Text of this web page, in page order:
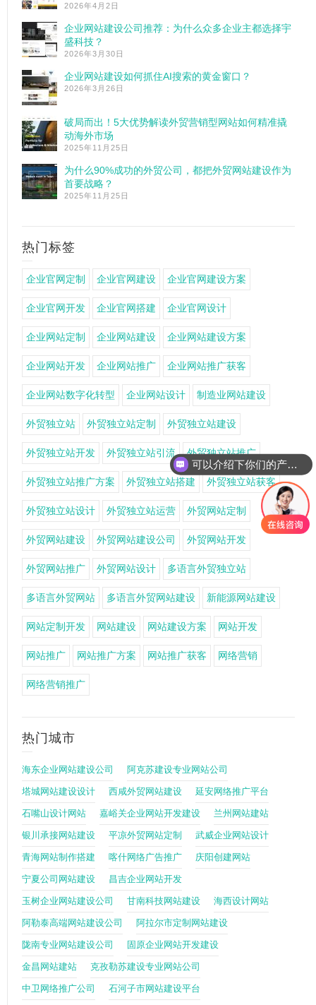
2026年4月2日
企业网站建设公司推荐：为什么众多企业主都选择宇
盛科技？
2026年3月30日
企业网站建设如何抓住AI搜索的黄金窗口？
2026年3月26日
破局而出！5大优势解读外贸营销型网站如何精准撬
动海外市场
2025年11月25日
为什么90%成功的外贸公司，都把外贸网站建设作为
首要战略？
2025年11月25日
热门标签
企业官网定制 企业官网建设 企业官网建设方案
企业官网开发 企业官网搭建 企业官网设计
企业网站定制 企业网站建设 企业网站建设方案
企业网站开发 企业网站推广 企业网站推广获客
企业网站数字化转型 企业网站设计 制造业网站建设
外贸独立站 外贸独立站定制 外贸独立站建设
外贸独立站开发 外贸独立站引流 外贸独立站推广
外贸独立站推广方案 外贸独立站搭建 外贸独立站获客
外贸独立站设计 外贸独立站运营 外贸网站定制
外贸网站建设 外贸网站建设公司 外贸网站开发
外贸网站推广 外贸网站设计 多语言外贸独立站
多语言外贸网站 多语言外贸网站建设 新能源网站建设
网站定制开发 网站建设 网站建设方案 网站开发
网站推广 网站推广方案 网站推广获客 网络营销
网络营销推广
热门城市
海东企业网站建设公司 阿克苏建设专业网站公司
塔城网站建设设计 西咸外贸网站建设 延安网络推广平台
石嘴山设计网站 嘉峪关企业网站开发建设 兰州网站建站
银川承接网站建设 平凉外贸网站定制 武威企业网站设计
青海网站制作搭建 喀什网络广告推广 庆阳创建网站
宁夏公司网站建设 昌吉企业网站开发
玉树企业网站建设公司 甘南科技网站建设 海西设计网站
阿勒泰高端网站建设公司 阿拉尔市定制网站建设
陇南专业网站建设公司 固原企业网站开发建设
金昌网站建站 克孜勒苏建设专业网站公司
中卫网络推广公司 石河子市网站建设平台
可以介绍下你们的产品么